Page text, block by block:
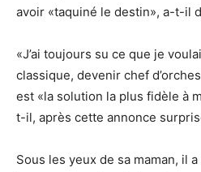
avoir «taquiné le destin», a-t-il
«J’ai toujours su ce que je
classique, devenir chef
est «la solution la plus fidèle à
t-il, après cette annonce
Sous les yeux de sa maman, il